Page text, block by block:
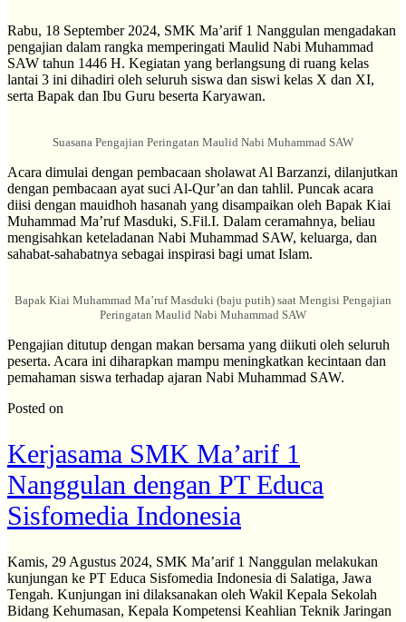
Rabu, 18 September 2024, SMK Ma’arif 1 Nanggulan mengadakan
pengajian dalam rangka memperingati Maulid Nabi Muhammad
SAW tahun 1446 H. Kegiatan yang berlangsung di ruang kelas
lantai 3 ini dihadiri oleh seluruh siswa dan siswi kelas X dan XI,
serta Bapak dan Ibu Guru beserta Karyawan.
Suasana Pengajian Peringatan Maulid Nabi Muhammad SAW
Acara dimulai dengan pembacaan sholawat Al Barzanzi, dilanjutkan
dengan pembacaan ayat suci Al-Qur’an dan tahlil. Puncak acara
diisi dengan mauidhoh hasanah yang disampaikan oleh Bapak Kiai
Muhammad Ma’ruf Masduki, S.Fil.I. Dalam ceramahnya, beliau
mengisahkan keteladanan Nabi Muhammad SAW, keluarga, dan
sahabat-sahabatnya sebagai inspirasi bagi umat Islam.
Bapak Kiai Muhammad Ma’ruf Masduki (baju putih) saat Mengisi Pengajian
Peringatan Maulid Nabi Muhammad SAW
Pengajian ditutup dengan makan bersama yang diikuti oleh seluruh
peserta. Acara ini diharapkan mampu meningkatkan kecintaan dan
pemahaman siswa terhadap ajaran Nabi Muhammad SAW.
Posted on
Kerjasama SMK Ma’arif 1
Nanggulan dengan PT Educa
Sisfomedia Indonesia
Kamis, 29 Agustus 2024, SMK Ma’arif 1 Nanggulan melakukan
kunjungan ke PT Educa Sisfomedia Indonesia di Salatiga, Jawa
Tengah. Kunjungan ini dilaksanakan oleh Wakil Kepala Sekolah
Bidang Kehumasan, Kepala Kompetensi Keahlian Teknik Jaringan